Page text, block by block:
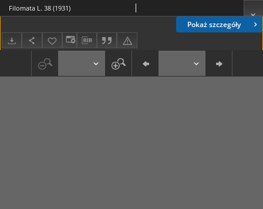
Pokaż szczegóły
Filomata L. 38 (1931)